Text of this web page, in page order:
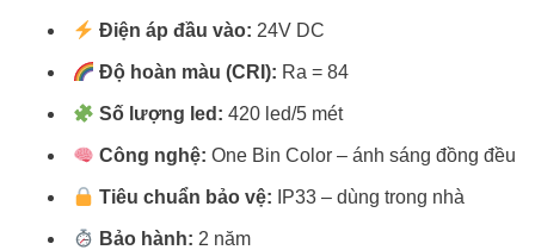
Điện áp đầu vào: 24V DC
Độ hoàn màu (CRI): Ra = 84
Số lượng led: 420 led/5 mét
Công nghệ: One Bin Color – ánh sáng đồng đều
Tiêu chuẩn bảo vệ: IP33 – dùng trong nhà
Bảo hành: 2 năm